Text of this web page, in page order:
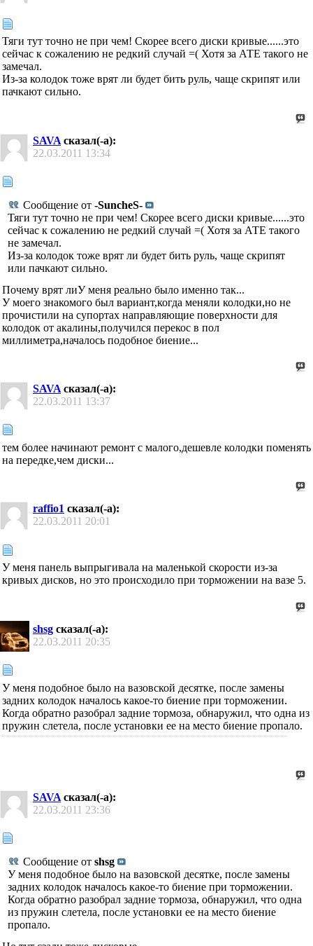
Тяги тут точно не при чем! Скорее всего диски кривые......это
сейчас к сожалению не редкий случай =( Хотя за АТЕ такого не
замечал.
Из-за колодок тоже врят ли будет бить руль, чаще скрипят или
пачкают сильно.
SAVA сказал(-а):
22.03.2011 13:34
Сообщение от -SuncheS-
Тяги тут точно не при чем! Скорее всего диски кривые......это
сейчас к сожалению не редкий случай =( Хотя за АТЕ такого
не замечал.
Из-за колодок тоже врят ли будет бить руль, чаще скрипят
или пачкают сильно.
Почему врят лиУ меня реально было именно так...
У моего знакомого был вариант,когда меняли колодки,но не
прочистили на супортах направляющие поверхности для
колодок от акалины,получился перекос в пол
миллиметра,началось подобное биение...
SAVA сказал(-а):
22.03.2011 13:37
тем более начинают ремонт с малого,дешевле колодки поменять
на передке,чем диски...
raffio1 сказал(-а):
22.03.2011 20:01
У меня панель выпрыгивала на маленькой скорости из-за
кривых дисков, но это происходило при торможении на вазе 5.
shsg сказал(-а):
22.03.2011 20:35
У меня подобное было на вазовской десятке, после замены
задних колодок началось какое-то биение при торможении.
Когда обратно разобрал задние тормоза, обнаружил, что одна из
пружин слетела, после установки ее на место биение пропало.
SAVA сказал(-а):
22.03.2011 23:36
Сообщение от shsg
У меня подобное было на вазовской десятке, после замены
задних колодок началось какое-то биение при торможении.
Когда обратно разобрал задние тормоза, обнаружил, что одна
из пружин слетела, после установки ее на место биение
пропало.